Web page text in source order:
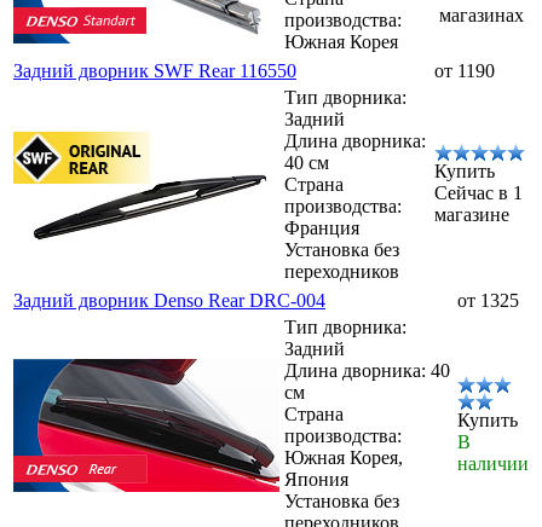
производства:
Южная Корея
магазинах
Задний дворник SWF Rear 116550
от 1190
Тип дворника:
Задний
Длина дворника:
40 см
Страна
производства:
Франция
Установка без
переходников
Купить
Сейчас в 1
магазине
Задний дворник Denso Rear DRC-004
от 1325
Тип дворника:
Задний
Длина дворника: 40
см
Страна
производства:
Южная Корея,
Япония
Установка без
Купить
В
наличии